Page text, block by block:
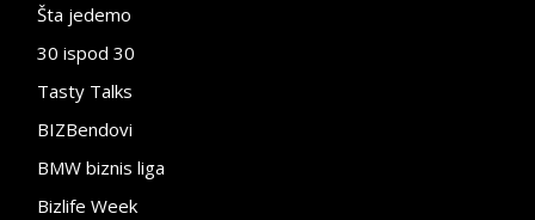
Šta jedemo
30 ispod 30
Tasty Talks
BIZBendovi
BMW biznis liga
Bizlife Week